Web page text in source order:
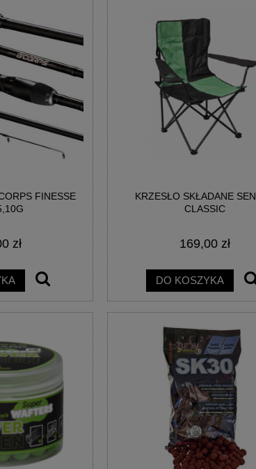
BIG POISON EGG WAFTERS -
DO KOSZYKA
FINESSE
zł
KRZESŁO SKŁADANE
CLASSIC
169,00 zł
DO KOSZYKA